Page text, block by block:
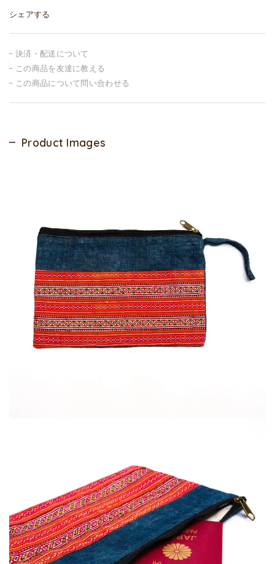
シェアする
決済・配送について
この商品を友達に教える
この商品について問い合わせる
Product Images